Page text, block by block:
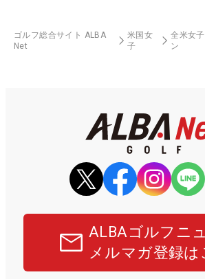
ゴルフ総合サイト ALBA
Net
米国女
子
全米女
ン
ALBAゴルフニ
メルマガ登録は